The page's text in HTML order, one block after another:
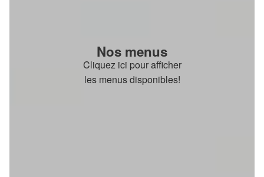
Nos menus
Cliquez ici pour afficher
les menus disponibles!